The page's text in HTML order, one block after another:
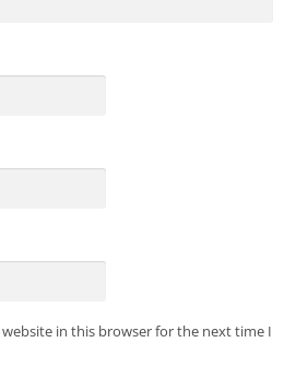
in this browser for the next time I